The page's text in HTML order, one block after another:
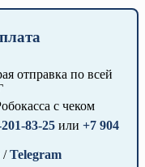
отправка по всей
с чеком
83-25 или +7 904
/Telegram